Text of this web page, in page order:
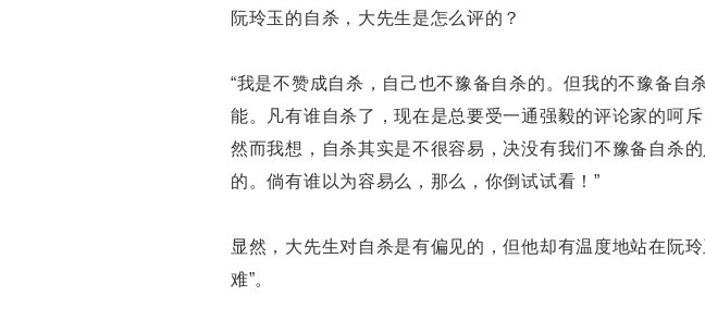
阮玲玉的自杀，大先生是怎么评的？
“我是不赞成自杀，自己也不豫备自杀的。但我的不豫备自
能。凡有谁自杀了，现在是总要受一通强毅的评论家的呵斥
然而我想，自杀其实是不很容易，决没有我们不豫备自杀
的。倘有谁以为容易么，那么，你倒试试看！”
显然，大先生对自杀是有偏见的，但他却有温度地站在阮
难”。